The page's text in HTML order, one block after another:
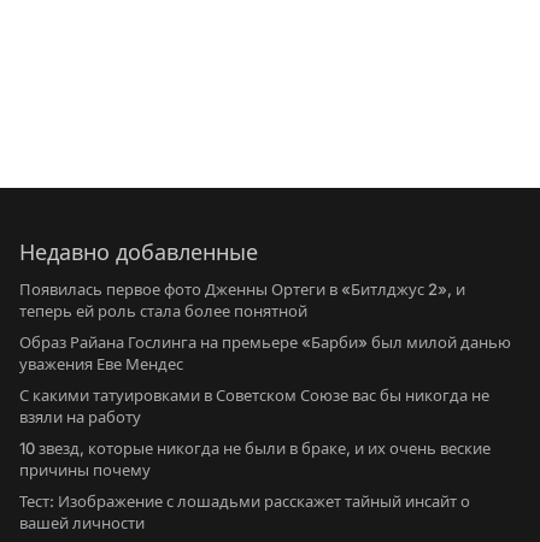
Недавно добавленные
Появилась первое фото Дженны Ортеги в «Битлджус 2», и
теперь ей роль стала более понятной
Образ Райана Гослинга на премьере «Барби» был милой данью
уважения Еве Мендес
С какими татуировками в Советском Союзе вас бы никогда не
взяли на работу
10 звезд, которые никогда не были в браке, и их очень веские
причины почему
Тест: Изображение с лошадьми расскажет тайный инсайт о
вашей личности